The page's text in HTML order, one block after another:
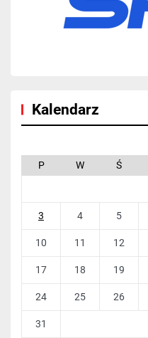
Kalendarz
P W Ś
3 4 5
10 11 12
17 18 19
24 25 26
31